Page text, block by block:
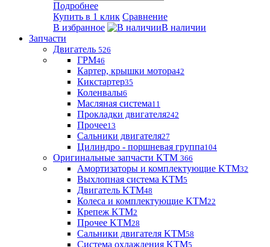
Подробнее
Купить в 1 клик Сравнение
В избранное
В наличии
Запчасти
Двигатель 526
ГРМ46
Картер, крышки мотора42
Кикстартер35
Коленвалы6
Масляная система11
Прокладки двигателя242
Прочее13
Сальники двигателя27
Цилиндро - поршневая группа104
Оригинальные запчасти KTM 366
Амортизаторы и комплектующие KTM32
Выхлопная система KTM5
Двигатель KTM48
Колеса и комплектующие KTM22
Крепеж KTM2
Прочее KTM28
Сальники двигателя KTM58
Система охлаждения KTM5